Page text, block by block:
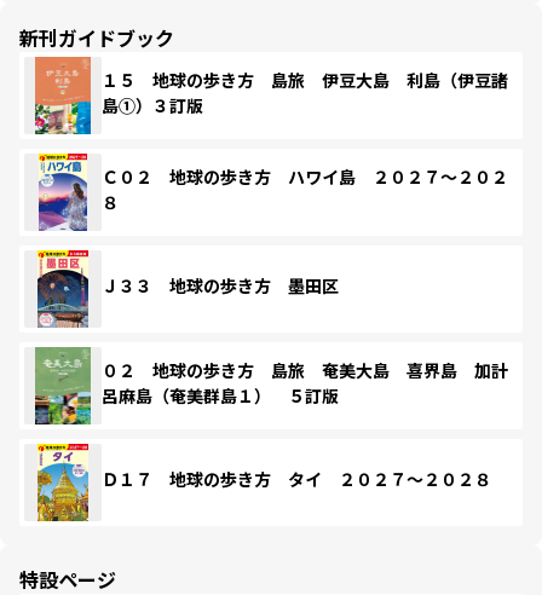
新刊ガイドブック
１５ 地球の歩き方 島旅 伊豆大島 利島（伊豆諸
島①）３訂版
Ｃ０２ 地球の歩き方 ハワイ島 ２０２７～２０２
８
Ｊ３３ 地球の歩き方 墨田区
０２ 地球の歩き方 島旅 奄美大島 喜界島 加計
呂麻島（奄美群島１） ５訂版
Ｄ１７ 地球の歩き方 タイ ２０２７～２０２８
特設ページ